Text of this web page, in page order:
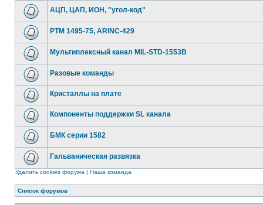
АЦП, ЦАП, ИОН, "угол-код"
РТМ 1495-75, ARINC-429
Мультиплексный канал MIL-STD-1553B
Разовые команды
Кристаллы на плате
Компоненты поддержки SL канала
БМК серии 1582
Гальваническая развязка
Удалить cookies форума | Наша команда
Список форумов